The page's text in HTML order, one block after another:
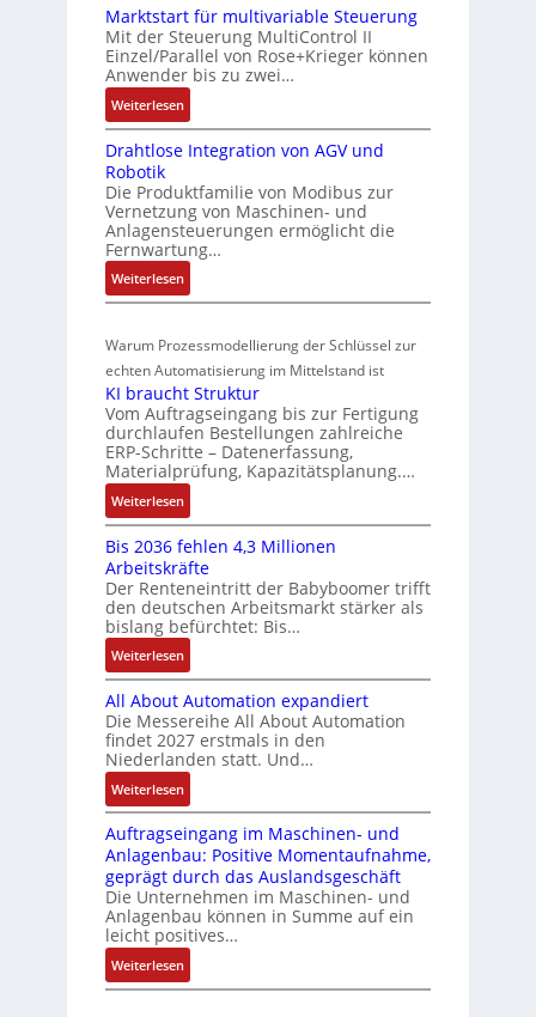
n
d
Z
u
t
a
n
d
s
r
a
c
h
u
e
r
t
o
s
t
i
s
e
s
s
u
n
g
n
d
Z
u
s
a
n
d
s
b
e
r
w
a
u
n
s
o
r
-
I
n
e
g
r
t
o
i
n
F
a
n
u
c
C
N
C
-
S
y
s
t
e
m
e
C
6
2
4
4
3
-
e
r
t
f
r
u
n
g
b
e
s
t
ä
t
i
g
t
R
e
i
f
e
g
r
a
d
M
L
3
f
ü
Marktstart für multivariable Steuerung
Mit der Steuerung MultiControl II
Einzel/Parallel von Rose+Krieger können
Anwender bis zu zwei…
Weiterlesen:
M
a
k
t
s
t
a
r
f
ü
r
m
u
l
v
a
r
i
a
b
l
e
S
t
e
u
e
r
u
n
g
Drahtlose Integration von AGV und
Robotik
Die Produktfamilie von Modibus zur
Vernetzung von Maschinen- und
Anlagensteuerungen ermöglicht die
Fernwartung…
Weiterlesen:
D
a
h
t
l
o
s
e
I
n
t
e
g
r
a
t
i
o
n
v
o
n
A
G
u
n
d
R
o
Warum Prozessmodellierung der Schlüssel zur
echten Automatisierung im Mittelstand ist
KI braucht Struktur
Vom Auftragseingang bis zur Fertigung
durchlaufen Bestellungen zahlreiche
ERP-Schritte – Datenerfassung,
Materialprüfung, Kapazitätsplanung.…
Weiterlesen:
K
I
b
r
a
u
c
h
t
S
t
r
u
k
t
u
r
Bis 2036 fehlen 4,3 Millionen
Arbeitskräfte
Der Renteneintritt der Babyboomer trifft
den deutschen Arbeitsmarkt stärker als
bislang befürchtet: Bis…
Weiterlesen:
B
i
s
2
0
3
6
f
e
h
l
e
n
4
,
All About Automation expandiert
Die Messereihe All About Automation
findet 2027 erstmals in den
Niederlanden statt. Und…
Weiterlesen:
A
l
l
A
b
o
u
t
A
Auftragseingang im Maschinen- und
Anlagenbau: Positive Momentaufnahme,
geprägt durch das Auslandsgeschäft
Die Unternehmen im Maschinen- und
Anlagenbau können in Summe auf ein
leicht positives…
Weiterlesen:
A